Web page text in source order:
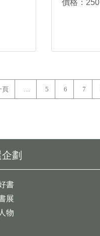
價格：250
頁 … 5 6 7
劃
書
展
物